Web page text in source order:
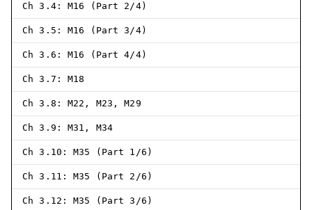
Ch 3.4: M16 (Part 2/4)
Ch 3.5: M16 (Part 3/4)
Ch 3.6: M16 (Part 4/4)
Ch 3.7: M18
Ch 3.8: M22, M23, M29
Ch 3.9: M31, M34
Ch 3.10: M35 (Part 1/6)
Ch 3.11: M35 (Part 2/6)
Ch 3.12: M35 (Part 3/6)